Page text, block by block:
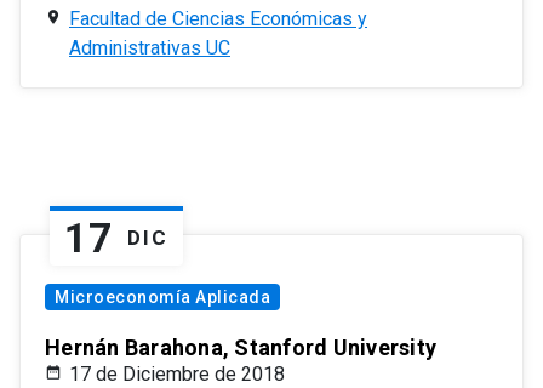
Facultad de Ciencias Económicas y
Administrativas UC
17 DIC
Microeconomía Aplicada
Hernán Barahona, Stanford University
17 de Diciembre de 2018